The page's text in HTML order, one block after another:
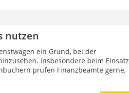
nutzen
ein Grund, bei der
Insbesondere beim Einsatz
prüfen Finanzbeamte gerne,